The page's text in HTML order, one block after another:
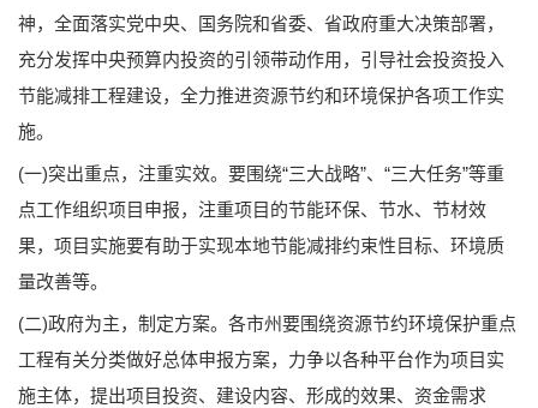
神，全面落实党中央、国务院和省委、省政府重大决策部署，
充分发挥中央预算内投资的引领带动作用，引导社会投资投入
节能减排工程建设，全力推进资源节约和环境保护各项工作实
施。
(一)突出重点，注重实效。要围绕“三大战略”、“三大任务”等重
点工作组织项目申报，注重项目的节能环保、节水、节材效
果，项目实施要有助于实现本地节能减排约束性目标、环境质
量改善等。
(二)政府为主，制定方案。各市州要围绕资源节约环境保护重点
工程有关分类做好总体申报方案，力争以各种平台作为项目实
施主体，提出项目投资、建设内容、形成的效果、资金需求